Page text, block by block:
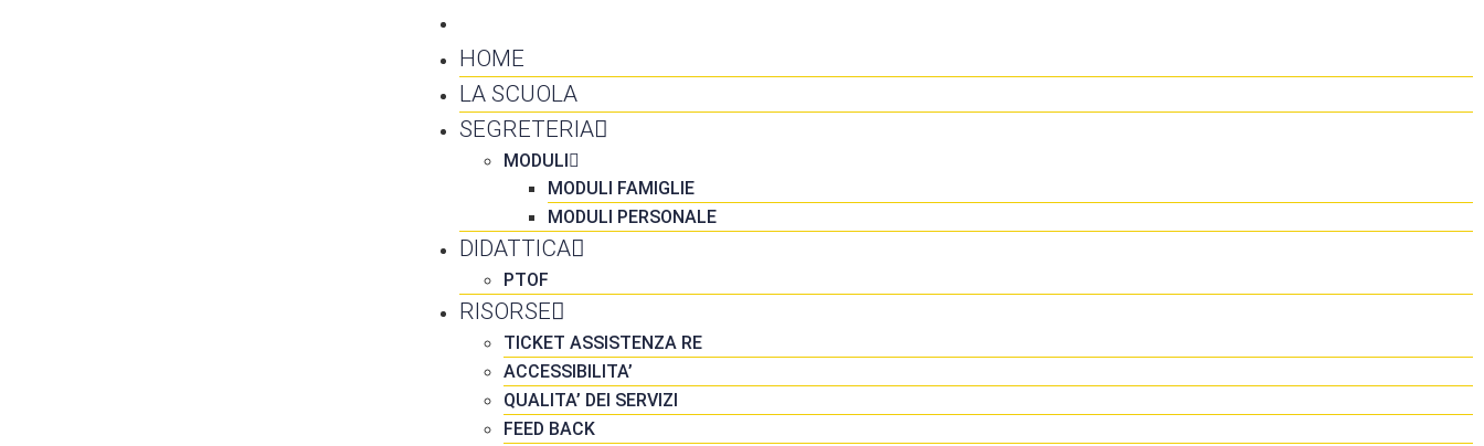
HOME
LA SCUOLA
SEGRETERIA
MODULI
MODULI FAMIGLIE
MODULI PERSONALE
DIDATTICA
PTOF
RISORSE
TICKET ASSISTENZA RE
ACCESSIBILITA’
QUALITA’ DEI SERVIZI
FEED BACK